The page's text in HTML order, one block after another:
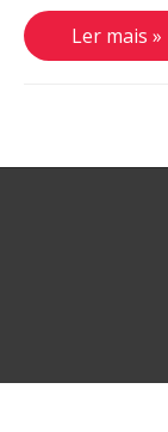
Batista,
Baptista,
Bautista
Ler mais »